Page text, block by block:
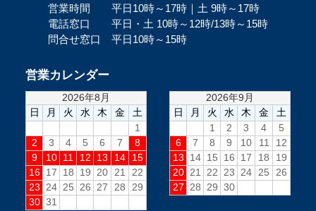
営業時間 平日10時～17時｜土 9時～17時
電話窓口 平日・土 10時～12時/13時～15時
問合せ窓口 平日10時～15時
営業カレンダー